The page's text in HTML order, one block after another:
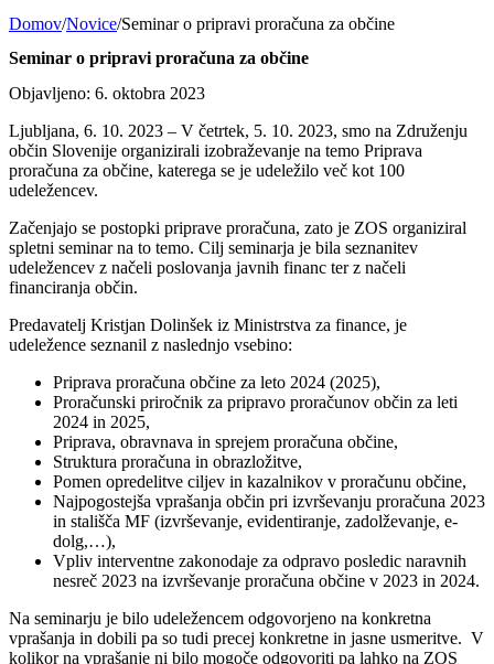
Domov/Novice/Seminar o pripravi proračuna za občine
Seminar o pripravi proračuna za občine
Objavljeno: 6. oktobra 2023
Ljubljana, 6. 10. 2023 – V četrtek, 5. 10. 2023, smo na Združenju
občin Slovenije organizirali izobraževanje na temo Priprava
proračuna za občine, katerega se je udeležilo več kot 100
udeležencev.
Začenjajo se postopki priprave proračuna, zato je ZOS organiziral
spletni seminar na to temo. Cilj seminarja je bila seznanitev
udeležencev z načeli poslovanja javnih financ ter z načeli
financiranja občin.
Predavatelj Kristjan Dolinšek iz Ministrstva za finance, je
udeležence seznanil z naslednjo vsebino:
Priprava proračuna občine za leto 2024 (2025),
Proračunski priročnik za pripravo proračunov občin za leti
2024 in 2025,
Priprava, obravnava in sprejem proračuna občine,
Struktura proračuna in obrazložitve,
Pomen opredelitve ciljev in kazalnikov v proračunu občine,
Najpogostejša vprašanja občin pri izvrševanju proračuna 2023
in stališča MF (izvrševanje, evidentiranje, zadolževanje, e-
dolg,…),
Vpliv interventne zakonodaje za odpravo posledic naravnih
nesreč 2023 na izvrševanje proračuna občine v 2023 in 2024.
Na seminarju je bilo udeležencem odgovorjeno na konkretna
vprašanja in dobili pa so tudi precej konkretne in jasne usmeritve. V
kolikor na vprašanje ni bilo mogoče odgovoriti pa lahko na ZOS